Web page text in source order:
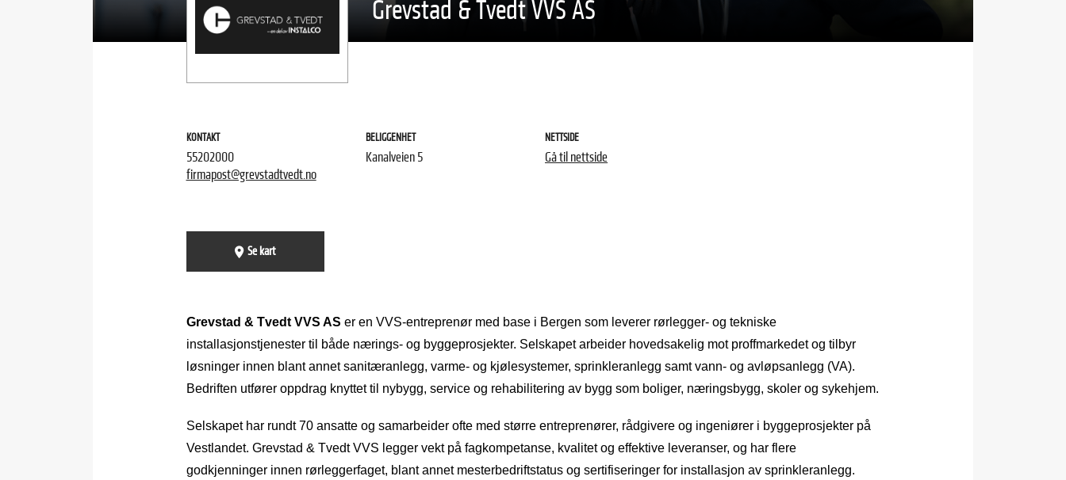
Grevstad & Tvedt VVS AS
KONTAKT
55202000
firmapost@grevstadtvedt.no
BELIGGENHET
Kanalveien 5
NETTSIDE
Gå til nettside
Se kart
Grevstad & Tvedt VVS AS er en VVS-entreprenør med base i Bergen som leverer rørlegger- og tekniske
installasjonstjenester til både nærings- og byggeprosjekter. Selskapet arbeider hovedsakelig mot proffmarkedet og tilbyr
løsninger innen blant annet sanitæranlegg, varme- og kjølesystemer, sprinkleranlegg samt vann- og avløpsanlegg (VA).
Bedriften utfører oppdrag knyttet til nybygg, service og rehabilitering av bygg som boliger, næringsbygg, skoler og sykehjem.
Selskapet har rundt 70 ansatte og samarbeider ofte med større entreprenører, rådgivere og ingeniører i byggeprosjekter på
Vestlandet. Grevstad & Tvedt VVS legger vekt på fagkompetanse, kvalitet og effektive leveranser, og har flere
godkjenninger innen rørleggerfaget, blant annet mesterbedriftstatus og sertifiseringer for installasjon av sprinkleranlegg.